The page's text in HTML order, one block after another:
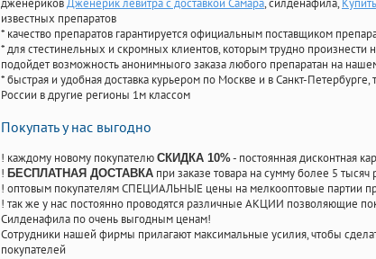
дженериковДженерик левитра с доставкой Самара, силденафила,
известных препаратов
* качество препаратов гарантируется официальным поставщиком
* для стестинельных и скромных клиентов, которым трудно произнести
подойдет возможность анонимныого заказа любого препаратан на
* быстрая и удобная доставка курьером по Москве и в Санкт-
России в другие регионы 1м классом
Покупать у нас выгодно
! каждому новому покупателю СКИДКА 10%- постоянная дисконтная
! БЕСПЛАТНАЯ ДОСТАВКА при заказе товара на сумму более 5 тысяч
! оптовым покупателям СПЕЦИАЛЬНЫЕ цены на мелкооптовые партии
! так же у нас постоянно проводятся различные АКЦИИ позволяющие
Силденафила по очень выгодным ценам!
Cотрудники нашей фирмы прилагают максимальные усилия, чтобы
покупателей